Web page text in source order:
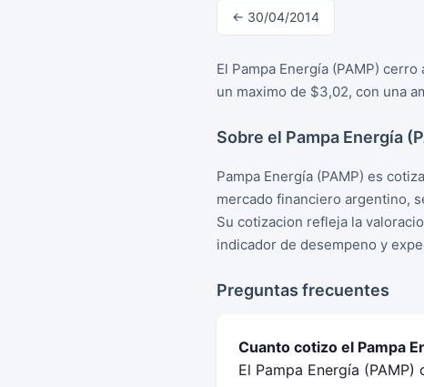
← 30/04/2014
El Pampa Energía (PAMP)
un maximo de $3,02, con una
Sobre el Pampa Energía
Pampa Energía (PAMP) es
mercado financiero argentino,
Su cotizacion refleja la
indicador de desempeno y
Preguntas frecuentes
Cuanto cotizo el Pampa
El Pampa Energía